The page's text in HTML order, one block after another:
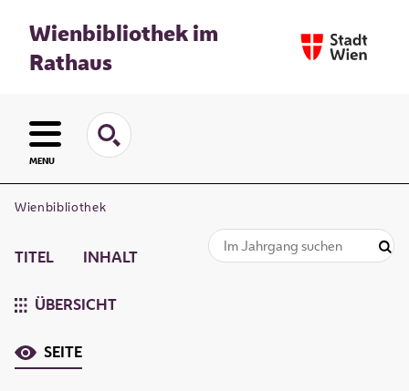
Wienbibliothek im
Rathaus
MENU
Wienbibliothek
TITEL INHALT
ÜBERSICHT
SEITE